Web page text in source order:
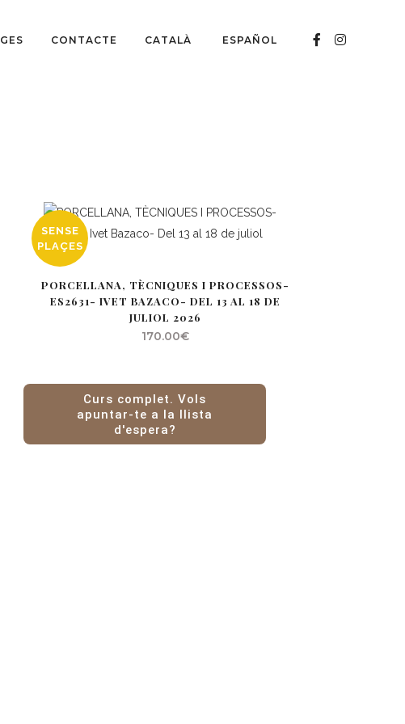
CONTACTE CATALÀ ESPAÑOL
SENSE
PLAÇES
PORCELLANA, TÈCNIQUES I PROCESSOS-
ES2631- IVET BAZACO- DEL 13 AL 18 DE
JULIOL 2026
170.00€
Curs complet. Vols
apuntar-te a la llista
d'espera?